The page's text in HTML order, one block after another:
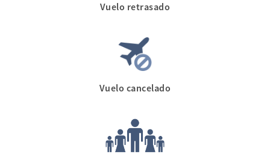
Vuelo retrasado
Vuelo cancelado